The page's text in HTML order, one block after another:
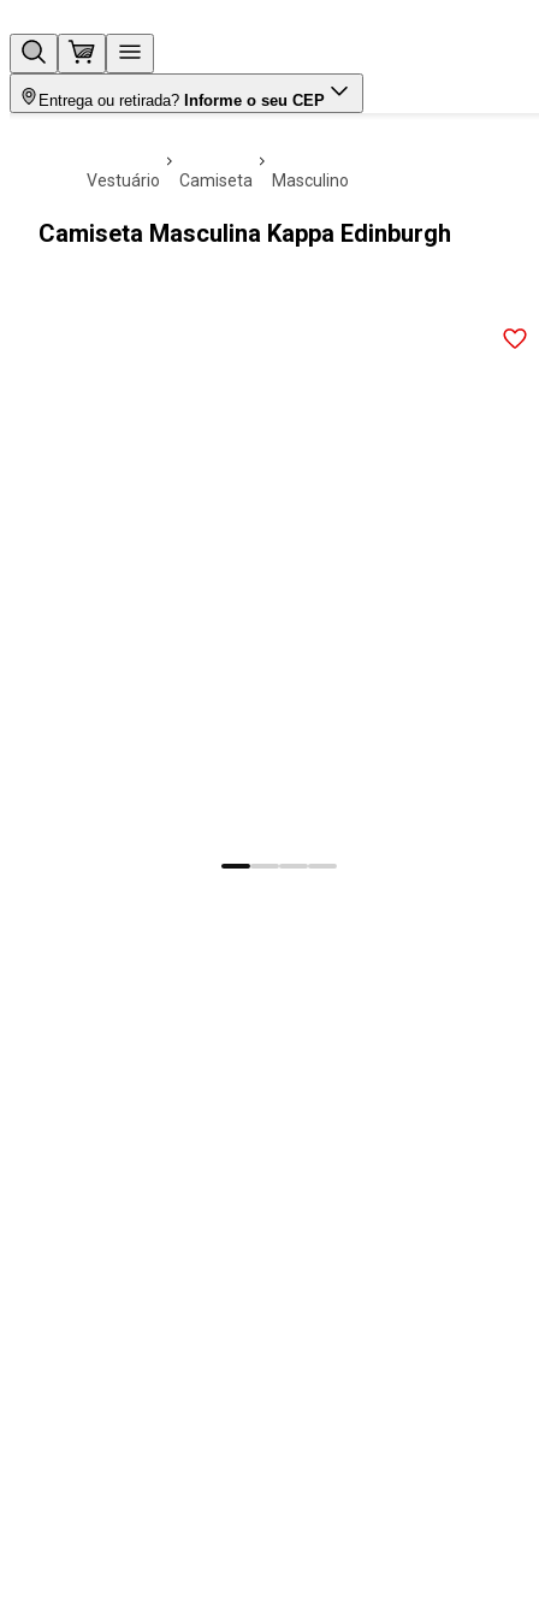
Entrega ou retirada? Informe o seu CEP
vestuário camiseta masculino
Camiseta Masculina Kappa Edinburgh